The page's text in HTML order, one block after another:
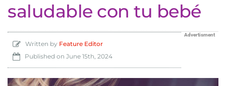
saludable con tu bebé
Advertisment
Written by Feature Editor
Published on June 15th, 2024